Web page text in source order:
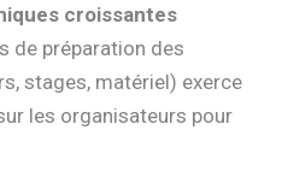
croissantes
de préparation des
stages, matériel) exerce
les organisateurs pour